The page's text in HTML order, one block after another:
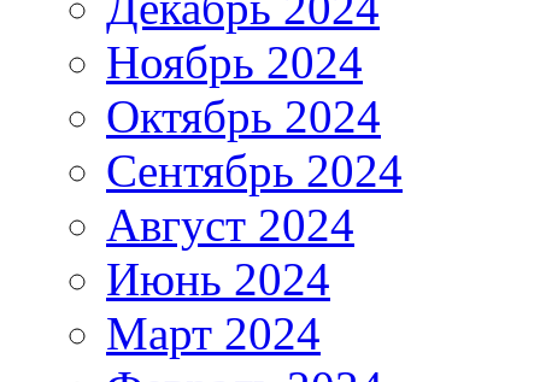
Ноябрь 2024
Октябрь 2024
Сентябрь 2024
Август 2024
Июнь 2024
Март 2024